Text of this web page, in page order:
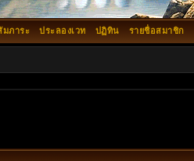
รายชื่อสมาชิก
ปฏิทิน
ประลองเวท
มภาระ